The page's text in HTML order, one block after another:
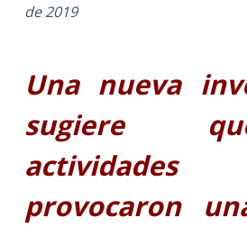
de 2019
Una nueva
sugiere
actividades
provocaron